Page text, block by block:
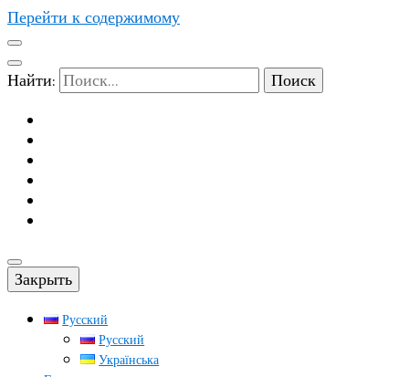
Перейти к содержимому
Найти:
Закрыть
Русский
Русский
Українська